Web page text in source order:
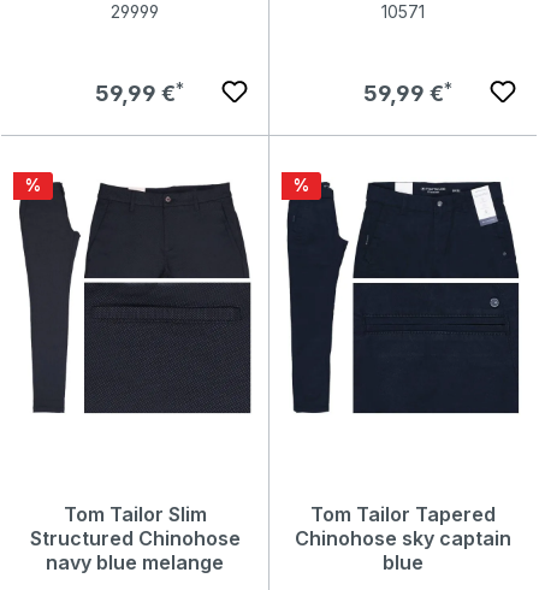
29999
Regulärer Preis:
59,99 €
10571
Regulärer Preis:
59,99 €
Rabatt
%
Tom Tailor Slim
Structured Chinohose
navy blue melange
Rabatt
%
Tom Tailor Tapered
Chinohose sky captain
blue